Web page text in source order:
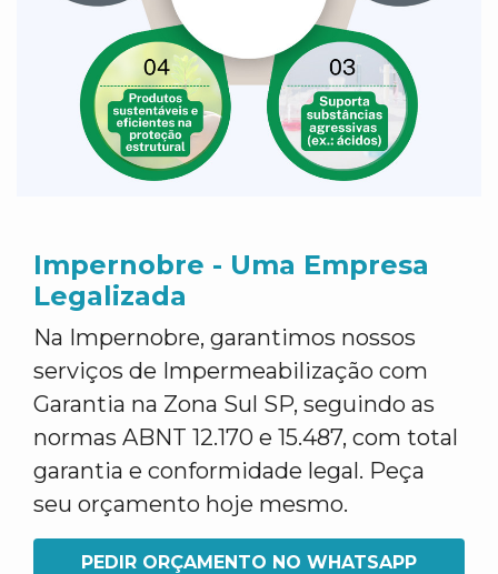
Impernobre - Uma Empresa
Legalizada
Na Impernobre, garantimos nossos
serviços de Impermeabilização com
Garantia na Zona Sul SP, seguindo as
normas ABNT 12.170 e 15.487, com total
garantia e conformidade legal. Peça
seu orçamento hoje mesmo.
PEDIR ORÇAMENTO NO WHATSAPP